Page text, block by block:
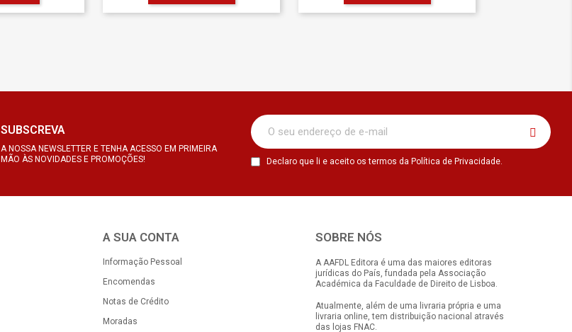
SUBSCREVA
A NOSSA NEWSLETTER E TENHA ACESSO EM PRIMEIRA
MÃO ÀS NOVIDADES E PROMOÇÕES!
Declaro que li e aceito os termos da Política de Privacidade.
A SUA CONTA
Informação Pessoal
Encomendas
Notas de Crédito
Moradas
SOBRE NÓS
A AAFDL Editora é uma das maiores editoras
jurídicas do País, fundada pela Associação
Académica da Faculdade de Direito de Lisboa.
Atualmente, além de uma livraria própria e uma
livraria online, tem distribuição nacional através
das lojas FNAC.